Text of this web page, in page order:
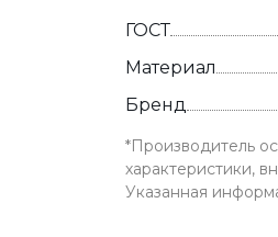
ГОСТ
Материал
Бренд
*Производитель
характеристики,
Указанная